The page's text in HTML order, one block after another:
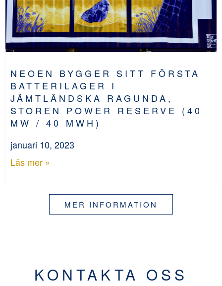
NEOEN BYGGER SITT FÖRSTA
BATTERILAGER I
JÄMTLÄNDSKA RAGUNDA,
STOREN POWER RESERVE (40
MW / 40 MWH)
januari 10, 2023
Läs mer »
MER INFORMATION
KONTAKTA OSS